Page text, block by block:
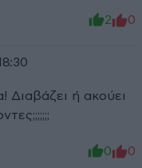
2 0
Διαβάζει ή ακούει
0 0